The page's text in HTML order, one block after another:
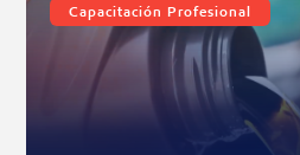
Capacitación Profesional